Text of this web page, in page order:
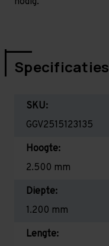
Specificaties
SKU:
GGV2515123135
Hoogte:
2.500 mm
Diepte:
1.200 mm
Lengte: